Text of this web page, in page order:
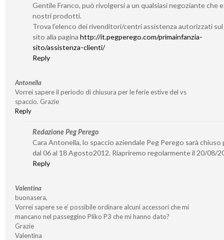
Gentile Franco, può rivolgersi a un qualsiasi negoziante che
nostri prodotti.
Trova l’elenco dei rivenditori/centri assistenza autorizzati
sito alla pagina http://it.pegperego.com/primainfanzia-
sito/assistenza-clienti/
Reply
Antonella
Vorrei sapere il periodo di chiusura per le ferie estive del vs
spaccio. Grazie
Reply
Redazione Peg Perego
Cara Antonella, lo spaccio aziendale Peg Perego sarà chiuso
dal 06 al 18 Agosto2012. Riapriremo regolarmente il 20/08/
Reply
Valentina
buonasera,
Vorrei sapere se e’ possibile ordinare alcuni accessori che mi
mancano nel passeggino Pliko P3 che mi hanno dato?
Grazie
Valentina